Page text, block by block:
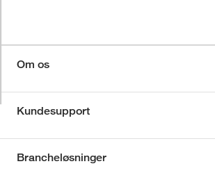
Om os
Kundesupport
Brancheløsninger